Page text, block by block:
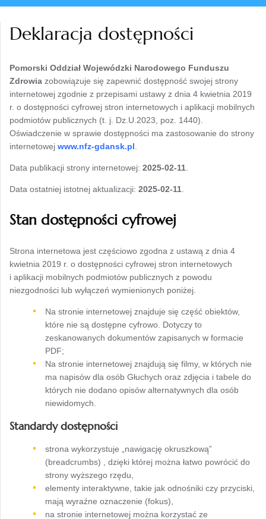
Deklaracja dostępności
Pomorski Oddział Wojewódzki Narodowego Funduszu
Zdrowia zobowiązuje się zapewnić dostępność swojej strony
internetowej zgodnie z przepisami ustawy z dnia 4 kwietnia 2019
r. o dostępności cyfrowej stron internetowych i aplikacji mobilnych
podmiotów publicznych (t. j. Dz.U.2023, poz. 1440).
Oświadczenie w sprawie dostępności ma zastosowanie do strony
internetowej www.nfz-gdansk.pl
Data publikacji strony internetowej: 2025-02-11
Data ostatniej istotnej aktualizacji: 2025-02-11
Stan dostępności cyfrowej
Strona internetowa jest częściowo zgodna z ustawą z dnia 4
kwietnia 2019 r. o dostępności cyfrowej stron internetowych
i aplikacji mobilnych podmiotów publicznych z powodu
niezgodności lub wyłączeń wymienionych poniżej.
Na stronie internetowej znajduje się część obiektów,
które nie są dostępne cyfrowo. Dotyczy to
zeskanowanych dokumentów zapisanych w formacie
PDF;
Na stronie internetowej znajdują się filmy, w których nie
ma napisów dla osób Głuchych oraz zdjęcia i tabele do
których nie dodano opisów alternatywnych dla osób
niewidomych.
Standardy dostępności
strona wykorzystuje „nawigację okruszkową”
(breadcrumbs) , dzięki której można łatwo powrócić do
strony wyższego rzędu,
elementy interaktywne, takie jak odnośniki czy przyciski,
mają wyraźne oznaczenie (fokus),
na stronie internetowej można korzystać ze